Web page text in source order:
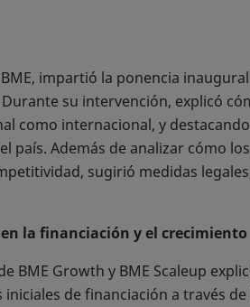
impartió la ponencia
Durante su intervención, explicó
como internacional, y
Además de analizar cómo
sugirió medidas
la financiación y el crecimiento
BME Growth y BME Scaleup
de financiación a través